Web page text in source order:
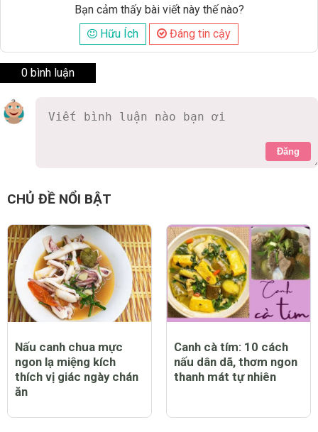
Bạn cảm thấy bài viết này thế nào?
Hữu Ích
Đáng tin cậy
0 bình luận
Đăng
CHỦ ĐỀ NỔI BẬT
Nấu canh chua mực
ngon lạ miệng kích
thích vị giác ngày chán
ăn
Canh cà tím: 10 cách
nấu dân dã, thơm ngon
thanh mát tự nhiên